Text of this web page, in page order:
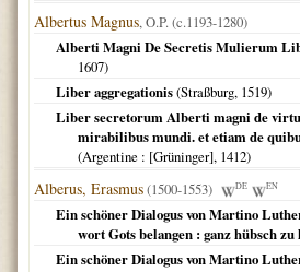
Albertus Magnus, O.P. (c.1193-1280)
Alberti Magni De Secretis Mulierum
1607)
Liber aggregationis(Straßburg, 1519)
Liber secretorum Alberti magni de
mirabilibus mundi. et etiam de
(Argentine : [Grüninger], 1412)
Alberus, Erasmus(1500-1553) DE EN
Ein schöner Dialogus von Martino
wort Gots belangen : ganz hübsch
Ein schöner Dialogus von Martino